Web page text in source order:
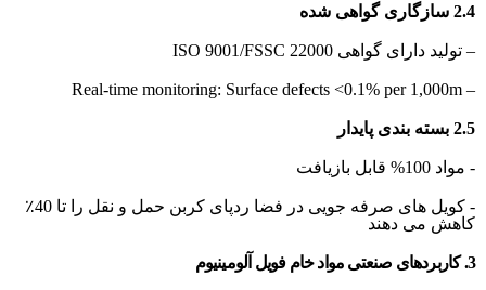
2.4 سازگاری گواهی شده
– تولید دارای گواهی ISO 9001/FSSC 22000
– Real-time monitoring: Surface defects <0.1% per 1,000m
2.5 بسته بندی پایدار
- مواد 100% قابل بازیافت
- کویل های صرفه جویی در فضا ردپای کربن حمل و نقل را تا 40٪
کاهش می دهند
3. کاربردهای صنعتی مواد خام فویل آلومینیوم